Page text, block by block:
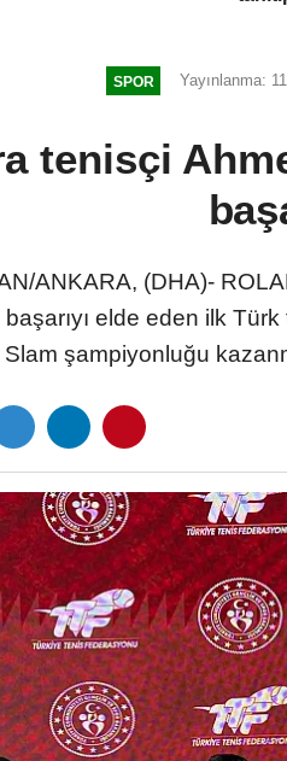
SPOR Yayınlanma:
tenisçi
ANKARA, (DHA)-
elde eden ilk
Slam şampiyonluğu